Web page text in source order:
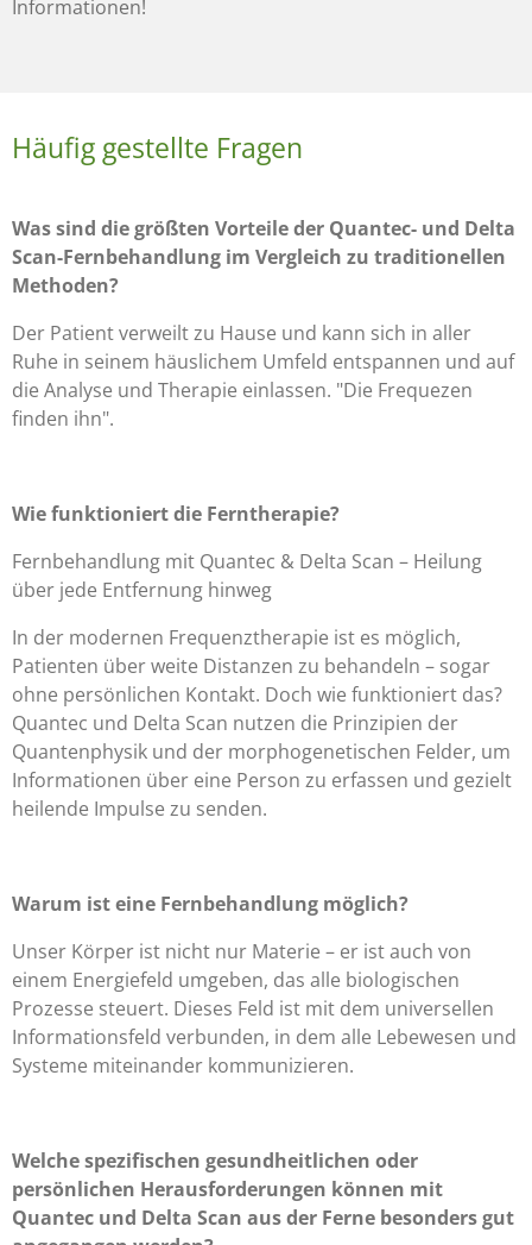
Informationen!
Häufig gestellte Fragen
Was sind die größten Vorteile der Quantec- und Delta
Scan-Fernbehandlung im Vergleich zu traditionellen
Methoden?
Der Patient verweilt zu Hause und kann sich in aller
Ruhe in seinem häuslichem Umfeld entspannen und auf
die Analyse und Therapie einlassen. "Die Frequezen
finden ihn".
Wie funktioniert die Ferntherapie?
Fernbehandlung mit Quantec & Delta Scan – Heilung
über jede Entfernung hinweg
In der modernen Frequenztherapie ist es möglich,
Patienten über weite Distanzen zu behandeln – sogar
ohne persönlichen Kontakt. Doch wie funktioniert das?
Quantec und Delta Scan nutzen die Prinzipien der
Quantenphysik und der morphogenetischen Felder, um
Informationen über eine Person zu erfassen und gezielt
heilende Impulse zu senden.
Warum ist eine Fernbehandlung möglich?
Unser Körper ist nicht nur Materie – er ist auch von
einem Energiefeld umgeben, das alle biologischen
Prozesse steuert. Dieses Feld ist mit dem universellen
Informationsfeld verbunden, in dem alle Lebewesen und
Systeme miteinander kommunizieren.
Welche spezifischen gesundheitlichen oder
persönlichen Herausforderungen können mit
Quantec und Delta Scan aus der Ferne besonders gut